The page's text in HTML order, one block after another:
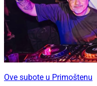
Ove subote u Primoštenu